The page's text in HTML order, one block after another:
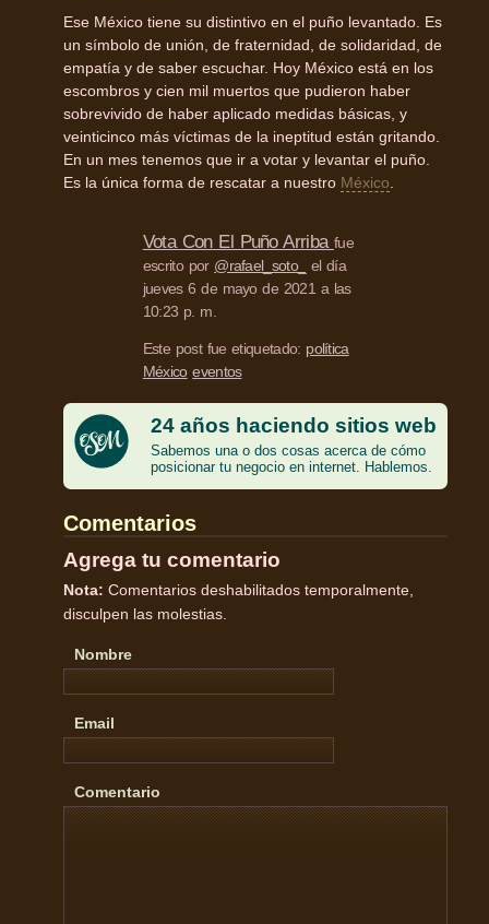
Ese México tiene su distintivo en el puño levantado. Es
un símbolo de unión, de fraternidad, de solidaridad, de
empatía y de saber escuchar. Hoy México está en los
escombros y cien mil muertos que pudieron haber
sobrevivido de haber aplicado medidas básicas, y
veinticinco más víctimas de la ineptitud están gritando.
En un mes tenemos que ir a votar y levantar el puño.
Es la única forma de rescatar a nuestro México
Vota Con El Puño Arriba fue
escrito por @rafael_soto_
el día
jueves 6 de mayo de 2021 a las
10:23 p. m.
Este post fue etiquetado: política
México eventos
24 años haciendo sitios web
Sabemos una o dos cosas acerca de cómo
posicionar tu negocio en internet. Hablemos.
Comentarios
Agrega tu comentario
Nota: Comentarios deshabilitados temporalmente,
disculpen las molestias.
Nombre
Email
Comentario